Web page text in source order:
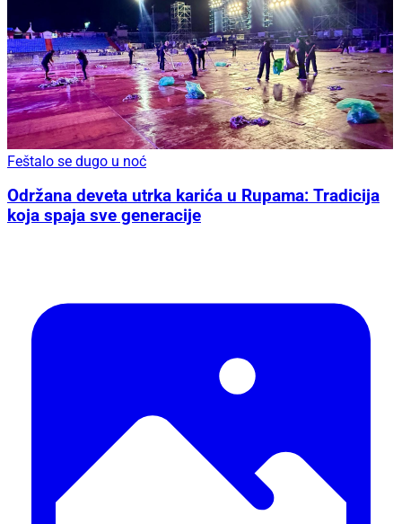
Feštalo se dugo u noć
Održana deveta utrka karića u Rupama: Tradicija
koja spaja sve generacije